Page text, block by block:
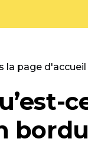
la page